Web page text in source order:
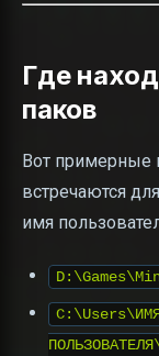
Где
паков
Вот примерные
встречаются для
имя